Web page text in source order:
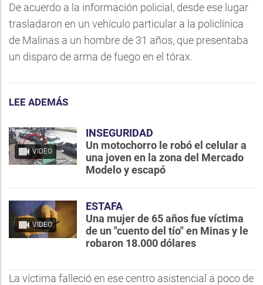
De acuerdo a la información policial, desde ese lugar
trasladaron en un vehículo particular a la policlínica
de Malinas a un hombre de 31 años, que presentaba
un disparo de arma de fuego en el tórax.
LEE ADEMÁS
VIDEO
INSEGURIDAD
Un motochorro le robó el celular a
una joven en la zona del Mercado
Modelo y escapó
VIDEO
ESTAFA
Una mujer de 65 años fue víctima
de un "cuento del tío" en Minas y le
robaron 18.000 dólares
La víctima falleció en ese centro asistencial a poco de